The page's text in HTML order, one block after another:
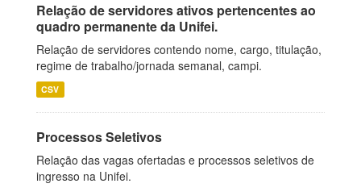
Relação de servidores ativos pertencentes ao
quadro permanente da Unifei.
Relação de servidores contendo nome, cargo, titulação,
regime de trabalho/jornada semanal, campi.
CSV
Processos Seletivos
Relação das vagas ofertadas e processos seletivos de
ingresso na Unifei.